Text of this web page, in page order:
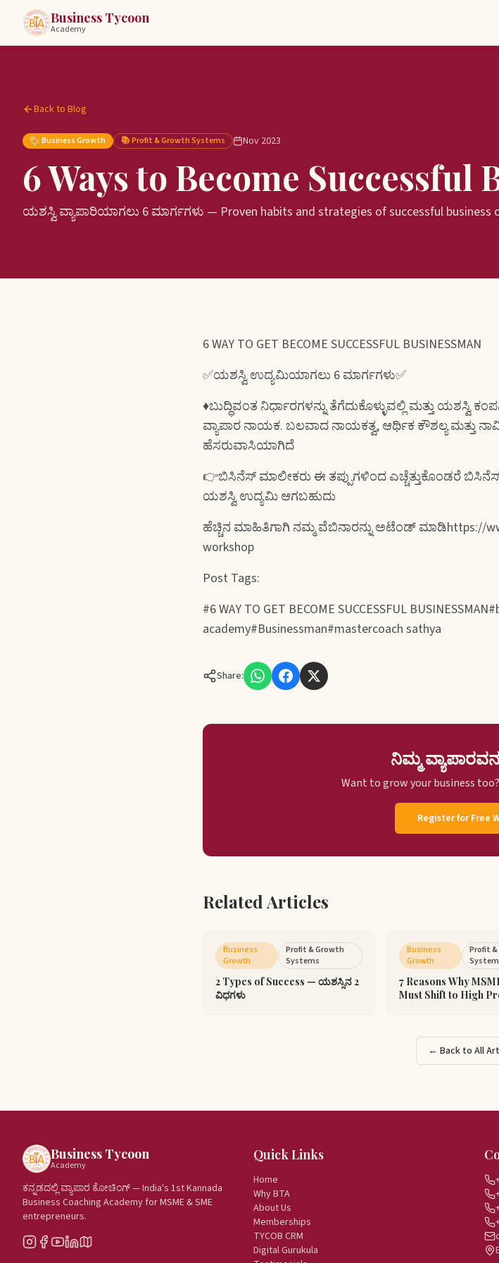
Business Tycoon
Academy
Back to Blog
Business Growth 📚Profit & Growth Systems Nov 2023
6 Ways to Become Successful
ಯಶಸ್ವಿ ವ್ಯಾಪಾರಿಯಾಗಲು 6 ಮಾರ್ಗಗಳು — Proven habits and strategies of successful business
6 WAY TO GET BECOME SUCCESSFUL BUSINESSMAN
✅ಯಶಸ್ವಿ ಉದ್ಯಮಿಯಾಗಲು 6 ಮಾರ್ಗಗಳು✅
♦️ಬುದ್ಧಿವಂತ ನಿರ್ಧಾರಗಳನ್ನು ತೆಗೆದುಕೊಳ್ಳುವಲ್ಲಿ ಮತ್ತು ಯಶಸ್ವಿ
ವ್ಯಾಪಾರ ನಾಯಕ. ಬಲವಾದ ನಾಯಕತ್ವ, ಆರ್ಥಿಕ ಕೌಶಲ್ಯ ಮತ್ತು
ಹೆಸರುವಾಸಿಯಾಗಿದೆ
👉ಬಿಸಿನೆಸ್ ಮಾಲೀಕರು ಈ ತಪ್ಪುಗಳಿಂದ ಎಚ್ಚೆತ್ತುಕೊಂಡರೆ
ಯಶಸ್ವಿ ಉದ್ಯಮಿ ಆಗಬಹುದು
ಹೆಚ್ಚಿನ ಮಾಹಿತಿಗಾಗಿ ನಮ್ಮ ವೆಬಿನಾರನ್ನು ಅಟೆಂಡ್ ಮಾಡಿhttps://
workshop
Post Tags:
#6 WAY TO GET BECOME SUCCESSFUL
academy#Businessman#mastercoach sathya
Share:
ನಿಮ್ಮ
Want to grow your business
Register for Free
Related Articles
Business
Growth
Profit & Growth
Systems
2 Types of Success — ಯಶಸ್ಸಿನ 2
ವಿಧಗಳು
Business
Growth
Profit
7 Reasons Why
Must Shift to High
← Back to All
Business Tycoon
Academy
ಕನ್ನಡದಲ್ಲಿ ವ್ಯಾಪಾರ ಕೋಚಿಂಗ್ — India's 1st Kannada
Business Coaching Academy for MSME & SME
entrepreneurs.
Quick Links
Home
Why BTA
About Us
Memberships
TYCOB CRM
Digital Gurukula